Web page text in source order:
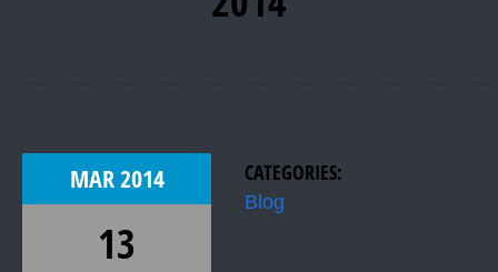
MAR2014
13
CATEGORIES:
Blog